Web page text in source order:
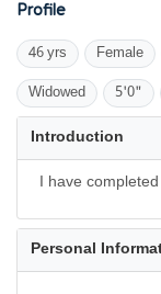
Profile
46 yrs Female
Widowed 5'0"
Introduction
I have
Personal